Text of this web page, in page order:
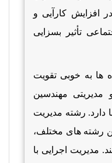
افزایش کارآیی و
تأثیر بسزایی
ها به خوبی تقویت
مدیریتی مهندسین
دارد. رشته مدیریت
رشته های مختلف،
مدیریت اجرایی با